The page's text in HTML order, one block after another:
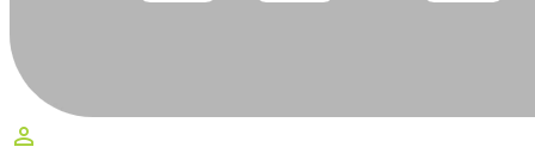
perm_identity